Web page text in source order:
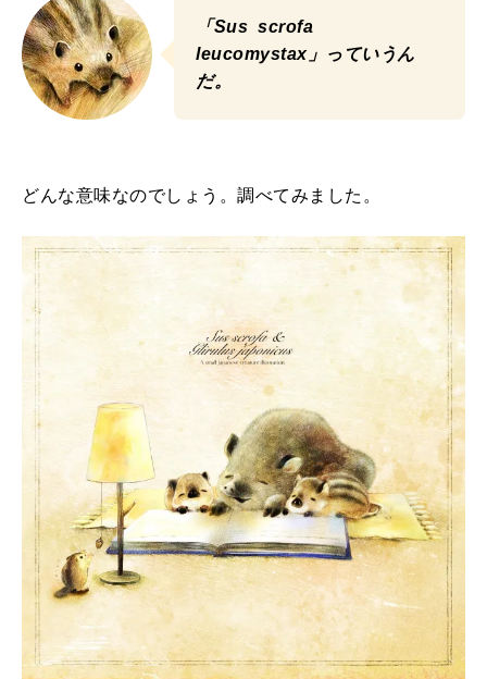
「Sus scrofa
leucomystax」っていうん
だ。
どんな意味なのでしょう。調べてみました。